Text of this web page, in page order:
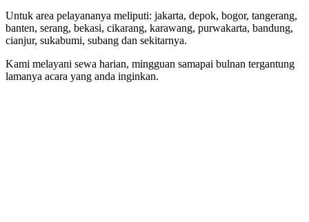
Untuk area pelayananya meliputi: jakarta, depok, bogor, tangerang,
banten, serang, bekasi, cikarang, karawang, purwakarta, bandung,
cianjur, sukabumi, subang dan sekitarnya.
Kami melayani sewa harian, mingguan samapai bulnan tergantung
lamanya acara yang anda inginkan.